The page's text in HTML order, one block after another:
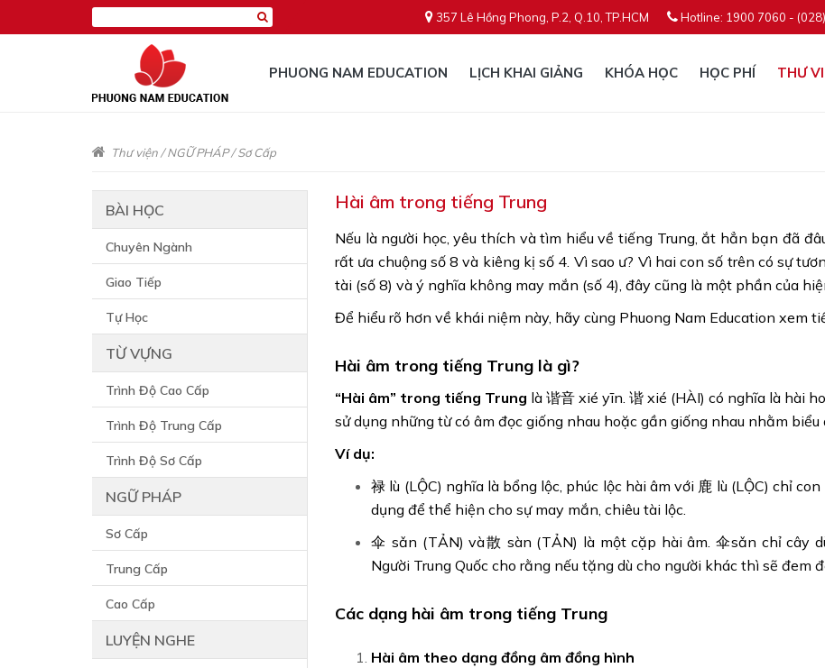
357 Lê Hồng Phong, P.2, Q.10, TP.HCM Hotline: 1900 7060 -
PHUONG NAM EDUCATION LỊCH KHAI GIẢNG KHÓA HỌC HỌC PHÍ THƯ
Thư viện/NGỮ PHÁP/Sơ Cấp
BÀI HỌC
Chuyên Ngành
Giao Tiếp
Tự Học
TỪ VỰNG
Trình Độ Cao Cấp
Trình Độ Trung Cấp
Trình Độ Sơ Cấp
NGỮ PHÁP
Sơ Cấp
Trung Cấp
Cao Cấp
LUYỆN NGHE
Hài âm trong tiếng Trung
Nếu là người học, yêu thích và tìm hiểu về tiếng Trung, ắt hẳn bạn đã
rất ưa chuộng số 8 và kiêng kị số 4. Vì sao ư? Vì hai con số trên có sự
tài (số 8) và ý nghĩa không may mắn (số 4), đây cũng là một phần của
Để hiểu rõ hơn về khái niệm này, hãy cùng Phuong Nam Education xem
Hài âm trong tiếng Trung là gì?
“Hài âm” trong tiếng Trung là 谐音 xié yīn. 谐 xié (HÀI) có nghĩa là hài
sử dụng những từ có âm đọc giống nhau hoặc gần giống nhau nhằm biểu
Ví dụ:
禄 lù (LỘC) nghĩa là bổng lộc, phúc lộc hài âm với 鹿 lù (LỘC) chỉ
dụng để thể hiện cho sự may mắn, chiêu tài lộc.
伞 sǎn (TẢN) và散 sàn (TẢN) là một cặp hài âm. 伞sǎn chỉ cây
Người Trung Quốc cho rằng nếu tặng dù cho người khác thì sẽ đem
Các dạng hài âm trong tiếng Trung
Hài âm theo dạng đồng âm đồng hình